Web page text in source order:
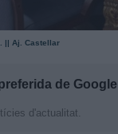
|| Aj. Castellar
de
d'actualitat.